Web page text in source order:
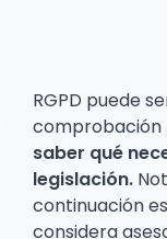
Text
RGPD puede
comprobación
saber qué
legislación.
continuación
considera